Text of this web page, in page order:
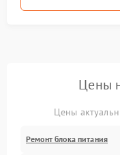
Цены
Цены
Ремонт блока питания